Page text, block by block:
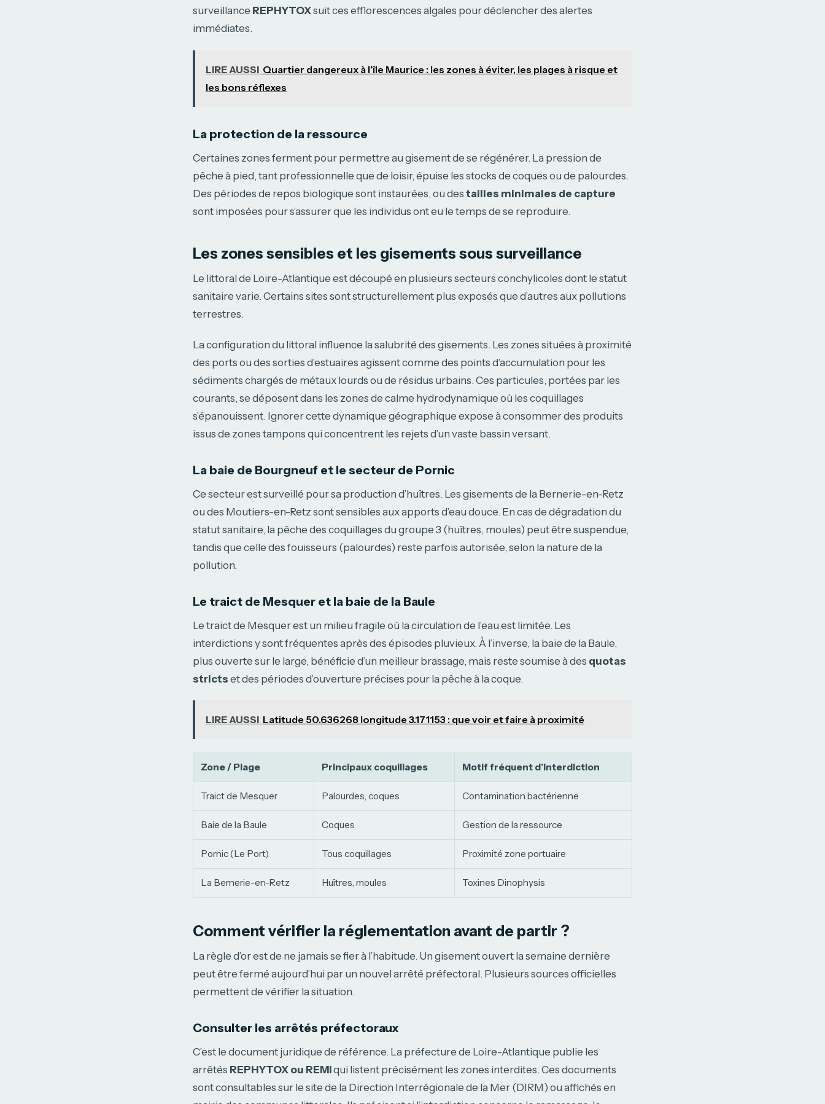
surveillance REPHYTOXsuit ces efflorescences algales pour déclencher des alertes
immédiates.
LIRE AUSSI Quartier dangereux à l’île Maurice : les zones à éviter, les plages à risque et
les bons réflexes
La protection de la ressource
Certaines zones ferment pour permettre au gisement de se régénérer. La pression de
pêche à pied, tant professionnelle que de loisir, épuise les stocks de coques ou de palourdes.
Des périodes de repos biologique sont instaurées, ou des tailles minimales de capture
sont imposées pour s’assurer que les individus ont eu le temps de se reproduire.
Les zones sensibles et les gisements sous surveillance
Le littoral de Loire-Atlantique est découpé en plusieurs secteurs conchylicoles dont le statut
sanitaire varie. Certains sites sont structurellement plus exposés que d’autres aux pollutions
terrestres.
La configuration du littoral influence la salubrité des gisements. Les zones situées à proximité
des ports ou des sorties d’estuaires agissent comme des points d’accumulation pour les
sédiments chargés de métaux lourds ou de résidus urbains. Ces particules, portées par les
courants, se déposent dans les zones de calme hydrodynamique où les coquillages
s’épanouissent. Ignorer cette dynamique géographique expose à consommer des produits
issus de zones tampons qui concentrent les rejets d’un vaste bassin versant.
La baie de Bourgneuf et le secteur de Pornic
Ce secteur est surveillé pour sa production d’huîtres. Les gisements de la Bernerie-en-Retz
ou des Moutiers-en-Retz sont sensibles aux apports d’eau douce. En cas de dégradation du
statut sanitaire, la pêche des coquillages du groupe 3 (huîtres, moules) peut être suspendue,
tandis que celle des fouisseurs (palourdes) reste parfois autorisée, selon la nature de la
pollution.
Le traict de Mesquer et la baie de la Baule
Le traict de Mesquer est un milieu fragile où la circulation de l’eau est limitée. Les
interdictions y sont fréquentes après des épisodes pluvieux. À l’inverse, la baie de la Baule,
plus ouverte sur le large, bénéficie d’un meilleur brassage, mais reste soumise à des quotas
stricts et des périodes d’ouverture précises pour la pêche à la coque.
LIRE AUSSI Latitude 50.636268 longitude 3.171153 : que voir et faire à proximité
Zone / Plage Principaux coquillages Motif fréquent d’interdiction
Traict de Mesquer Palourdes, coques Contamination bactérienne
Baie de la Baule Coques Gestion de la ressource
Pornic (Le Port) Tous coquillages Proximité zone portuaire
La Bernerie-en-Retz Huîtres, moules Toxines Dinophysis
Comment vérifier la réglementation avant de partir ?
La règle d’or est de ne jamais se fier à l’habitude. Un gisement ouvert la semaine dernière
peut être fermé aujourd’hui par un nouvel arrêté préfectoral. Plusieurs sources officielles
permettent de vérifier la situation.
Consulter les arrêtés préfectoraux
C’est le document juridique de référence. La préfecture de Loire-Atlantique publie les
arrêtés REPHYTOX ou REMIqui listent précisément les zones interdites. Ces documents
sont consultables sur le site de la Direction Interrégionale de la Mer (DIRM) ou affichés en